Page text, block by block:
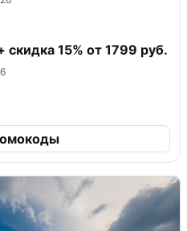
скидка 15% от 1799 руб.